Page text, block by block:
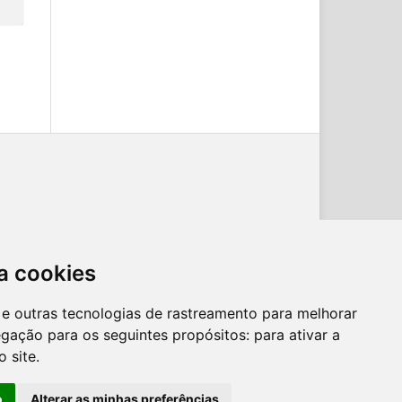
cookies
outras tecnologias de rastreamento para melhorar
para os seguintes propósitos: para ativar a
site.
Alterar as minhas preferências